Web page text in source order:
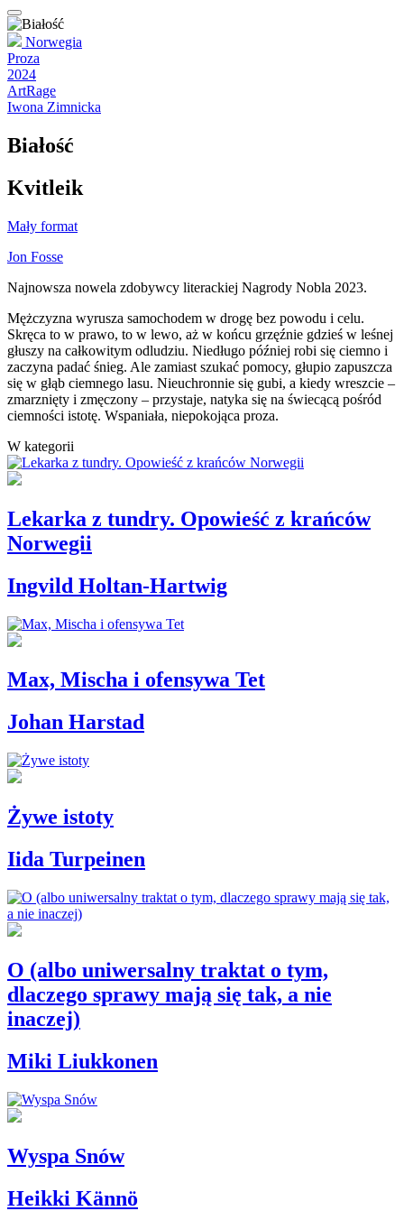
Norwegia
Proza
2024
ArtRage
Iwona Zimnicka
Białość
Kvitleik
Mały format
Jon Fosse
Najnowsza nowela zdobywcy literackiej Nagrody Nobla 2023.
Mężczyzna wyrusza samochodem w drogę bez powodu i celu.
Skręca to w prawo, to w lewo, aż w końcu grzęźnie gdzieś w leśnej
głuszy na całkowitym odludziu. Niedługo później robi się ciemno i
zaczyna padać śnieg. Ale zamiast szukać pomocy, głupio zapuszcza
się w głąb ciemnego lasu. Nieuchronnie się gubi, a kiedy wreszcie –
zmarznięty i zmęczony – przystaje, natyka się na świecącą pośród
ciemności istotę. Wspaniała, niepokojąca proza.
W kategorii
Lekarka z tundry. Opowieść z krańców
Norwegii
Ingvild Holtan-Hartwig
Max, Mischa i ofensywa Tet
Johan Harstad
Żywe istoty
Iida Turpeinen
O (albo uniwersalny traktat o tym,
dlaczego sprawy mają się tak, a nie
inaczej)
Miki Liukkonen
Wyspa Snów
Heikki Kännö